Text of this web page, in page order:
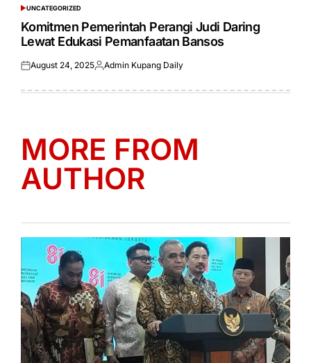
POSTED
IN
UNCATEGORIZED
Komitmen Pemerintah Perangi Judi Daring
Lewat Edukasi Pemanfaatan Bansos
Posted
August 24, 2025Posted
Admin Kupang Daily
MORE FROM
AUTHOR